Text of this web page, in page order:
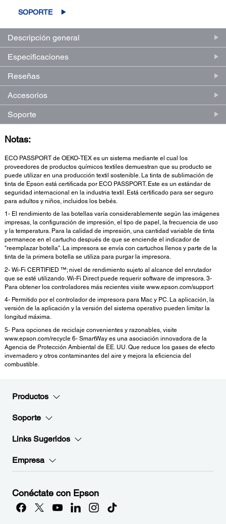
SOPORTE
Descripción general
Especificaciones
Reseñas
Accesorios
Soporte
Notas:
ECO PASSPORT de OEKO-TEX es un sistema mediante el cual los
proveedores de productos químicos textiles demuestran que su producto se
puede utilizar en una producción textil sostenible. La tinta de sublimación de
tinta de Epson está certificada por ECO PASSPORT. Este es un estándar de
seguridad internacional en la industria textil. Está certificado para ser seguro
para adultos y niños, incluidos los bebés.
1- El rendimiento de las botellas varía considerablemente según las imágenes
impresas, la configuración de impresión, el tipo de papel, la frecuencia de uso
y la temperatura. Para la calidad de impresión, una cantidad variable de tinta
permanece en el cartucho después de que se enciende el indicador de
"reemplazar botella". La impresora se envía con cartuchos llenos y parte de la
tinta de la primera botella se utiliza para purgar la impresora.
2- Wi-Fi CERTIFIED ™; nivel de rendimiento sujeto al alcance del enrutador
que se esté utilizando. Wi-Fi Direct puede requerir software de impresora. 3-
Para obtener los controladores más recientes visite www.epson.com/support
4- Permitido por el controlador de impresora para Mac y PC. La aplicación, la
versión de la aplicación y la versión del sistema operativo pueden limitar la
longitud máxima.
5- Para opciones de reciclaje convenientes y razonables, visite
www.epson.com/recycle 6- SmartWay es una asociación innovadora de la
Agencia de Protección Ambiental de EE. UU. Que reduce los gases de efecto
invernadero y otros contaminantes del aire y mejora la eficiencia del
combustible.
Productos
Soporte
Links Sugeridos
Empresa
Conéctate con Epson